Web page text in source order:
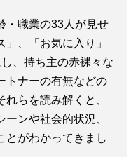
職業の33人が見せ
、「お気に入り」
、持ち主の赤裸々な
トナーの有無などの
らを読み解くと、
ンや社会的状況、
とがわかってきまし